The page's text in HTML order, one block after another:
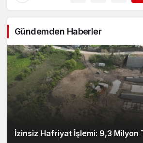
Gündemden Haberler
İzinsiz Hafriyat İşlemi: 9,3 Milyon